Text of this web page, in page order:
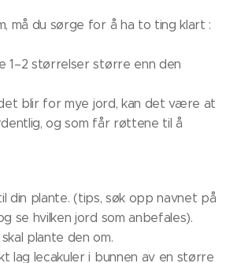
må du sørge for å ha to ting klart :
størrelser større enn den
blir for mye jord, kan det være at
og som får røttene til å
din plante. (tips, søk opp navnet på
se hvilken jord som anbefales).
plante den om.
lag lecakuler i bunnen av en større